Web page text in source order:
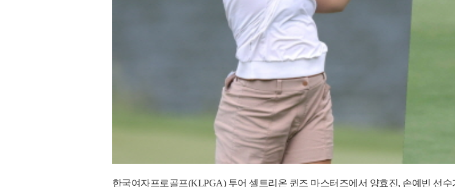
한국여자프로골프(KLPGA) 투어 셀트리온 퀸즈 마스터즈에서 양효진, 손예빈 선